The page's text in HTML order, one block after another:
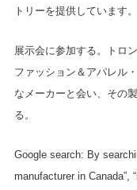
トリーを提供しています。
展示会に参加する。トロ
ファッション＆アパレル
なメーカーと会い、その
る。
Google search: By
manufacturer in Canada”,